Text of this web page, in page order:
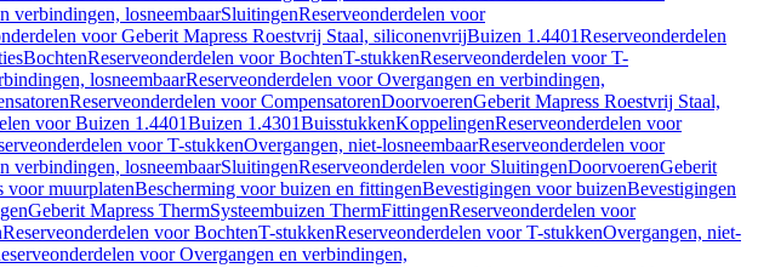
verbindingen, losneembaarSluitingenReserveonderdelen voor
voor Geberit Mapress Roestvrij Staal, siliconenvrijBuizen 1.4401Reserveonderdelen
BochtenReserveonderdelen voor BochtenT-stukkenReserveonderdelen voor T-
losneembaarReserveonderdelen voor Overgangen en verbindingen,
Reserveonderdelen voor CompensatorenDoorvoerenGeberit Mapress Roestvrij Staal,
voor Buizen 1.4401Buizen 1.4301BuisstukkenKoppelingenReserveonderdelen voor
voor T-stukkenOvergangen, niet-losneembaarReserveonderdelen voor
verbindingen, losneembaarSluitingenReserveonderdelen voor SluitingenDoorvoerenGeberit
voor muurplatenBescherming voor buizen en fittingenBevestigingen voor buizenBevestigingen
Geberit Mapress ThermSysteembuizen ThermFittingenReserveonderdelen voor
Reserveonderdelen voor BochtenT-stukkenReserveonderdelen voor T-stukkenOvergangen, niet-
voor Overgangen en verbindingen,